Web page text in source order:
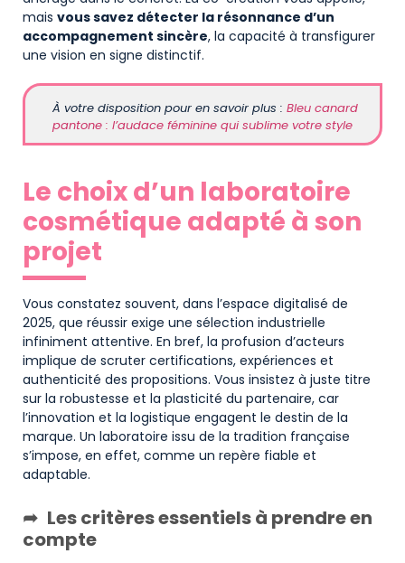
mais vous savez détecter la résonnance d’un
accompagnement sincère, la capacité à transfigurer
une vision en signe distinctif.
À votre disposition pour en savoir plus : Bleu canard
pantone : l’audace féminine qui sublime votre style
Le choix d’un laboratoire
cosmétique adapté à son
projet
Vous constatez souvent, dans l’espace digitalisé de
2025, que réussir exige une sélection industrielle
infiniment attentive. En bref, la profusion d’acteurs
implique de scruter certifications, expériences et
authenticité des propositions. Vous insistez à juste titre
sur la robustesse et la plasticité du partenaire, car
l’innovation et la logistique engagent le destin de la
marque. Un laboratoire issu de la tradition française
s’impose, en effet, comme un repère fiable et
adaptable.
Les critères essentiels à prendre en
compte